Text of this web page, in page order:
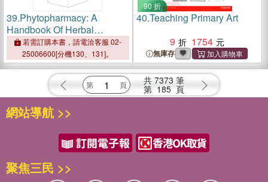
39.Phytopharmacy: A
Handbook Of Herbal
Medicines
若需訂購本書，請電洽客服 02-
25006600[分機130、131]。
90 折
40.Teaching Primary Art
9
1754
無庫存
共 7373 筆
第 185 頁
網站導航 >>
聚焦三民 >>